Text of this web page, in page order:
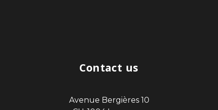
Contact us
Avenue Bergières 10